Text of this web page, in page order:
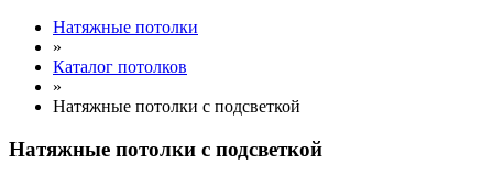
Натяжные потолки
»
Каталог потолков
»
Натяжные потолки с подсветкой
Натяжные потолки с подсветкой